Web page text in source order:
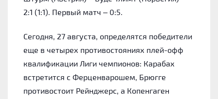
2:1 (1:1). Первый матч – 0:5.
Сегодня, 27 августа, определятся победители
еще в четырех противостояниях плей-офф
квалификации Лиги чемпионов: Карабах
встретится с Ферценварошем, Брюгге
противостоит Рейнджерс, а Копенгаген